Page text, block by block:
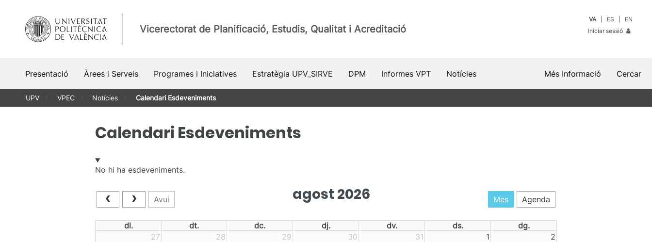
contingut
Vicerectorat de Planificació, Estudis, Qualitat i Acreditació
VA ES
EN
Iniciar sessió
Presentació Àrees i Serveis Programes i Iniciatives Estratègia UPV_SIRVE DPM Informes VPT Notícies Cercar
Més Informació
UPV VPEC Notícies Calendari Esdeveniments
Calendari Esdeveniments
No hi ha esdeveniments.
Avui Mes Agenda
agost 2026
dl. dt. dc. dj. dv. ds.
dg.
27
28 29 30 31 1 2